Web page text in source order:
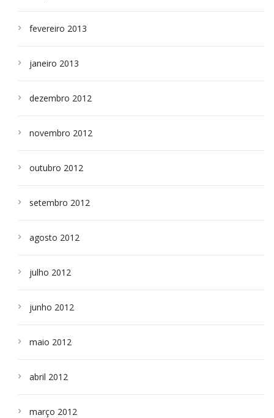
fevereiro 2013
janeiro 2013
dezembro 2012
novembro 2012
outubro 2012
setembro 2012
agosto 2012
julho 2012
junho 2012
maio 2012
abril 2012
março 2012